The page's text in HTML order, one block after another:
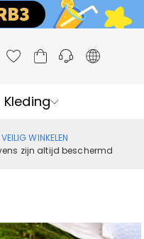
Kleding
VEILIG WINKELEN
zijn altijd beschermd